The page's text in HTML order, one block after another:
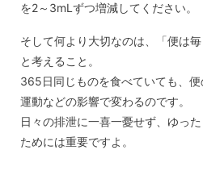
を2～3mLずつ増減してください。
そして何より大切なのは、「便は
と考えること。
365日同じものを食べていても、便
運動などの影響で変わるのです。
日々の排泄に一喜一憂せず、ゆっ
ためには重要ですよ。